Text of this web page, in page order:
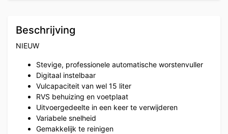
Beschrijving
NIEUW
Stevige, professionele automatische worstenvuller
Digitaal instelbaar
Vulcapaciteit van wel 15 liter
RVS behuizing en voetplaat
Uitvoergedeelte in een keer te verwijderen
Variabele snelheid
Gemakkelijk te reinigen